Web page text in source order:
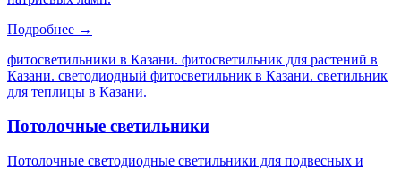
Подробнее →
фитосветильники в Казани. фитосветильник для растений в
Казани. светодиодный фитосветильник в Казани. светильник
для теплицы в Казани.
Потолочные светильники
Потолочные светодиодные светильники для подвесных и